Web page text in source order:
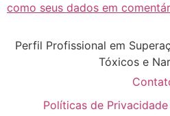
como seus dados em
Perfil Profissional em
Tóxicos e
Políticas de